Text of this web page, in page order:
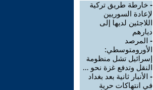
- خارطة طريق تركية
لإعادة السوريين
اللاجئين لديها إلى
ديارهم
- المرصد
الأورومتوسطي:
إسرائيل تشل منظومة
النقل وتدفع غزة نحو ...
- الأنبار ثانية بعد بغداد
في انتهاكات حرية